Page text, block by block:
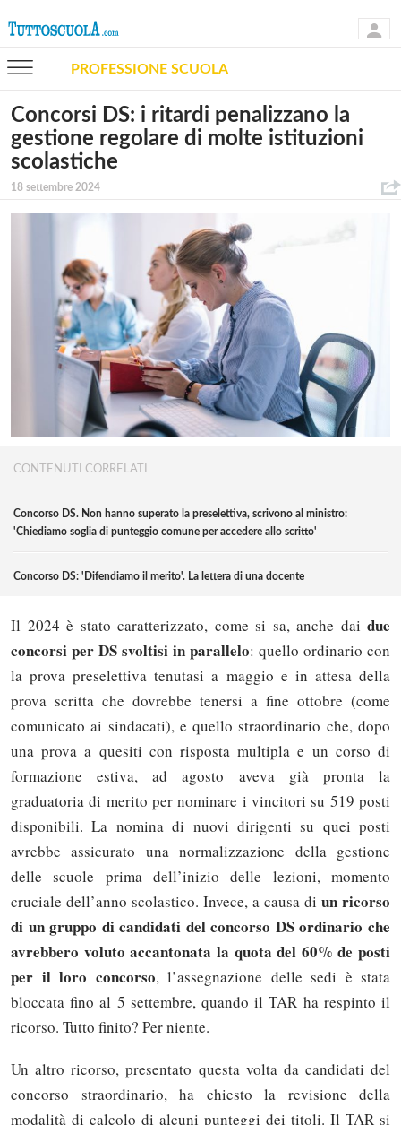
PROFESSIONE SCUOLA
Concorsi DS: i ritardi penalizzano la
gestione regolare di molte istituzioni
scolastiche
18 settembre 2024
CONTENUTI CORRELATI
Concorso DS. Non hanno superato la preselettiva, scrivono al ministro:
'Chiediamo soglia di punteggio comune per accedere allo scritto'
Concorso DS: 'Difendiamo il merito'. La lettera di una docente
Il 2024 è stato caratterizzato, come si sa, anche dai due
concorsi per DS svoltisi in parallelo: quello ordinario con
la prova preselettiva tenutasi a maggio e in attesa della
prova scritta che dovrebbe tenersi a fine ottobre (come
comunicato ai sindacati), e quello straordinario che, dopo
una prova a quesiti con risposta multipla e un corso di
formazione estiva, ad agosto aveva già pronta la
graduatoria di merito per nominare i vincitori su 519 posti
disponibili. La nomina di nuovi dirigenti su quei posti
avrebbe assicurato una normalizzazione della gestione
delle scuole prima dell’inizio delle lezioni, momento
cruciale dell’anno scolastico. Invece, a causa di un ricorso
di un gruppo di candidati del concorso DS ordinario che
avrebbero voluto accantonata la quota del 60% de posti
per il loro concorso, l’assegnazione delle sedi è stata
bloccata fino al 5 settembre, quando il TAR ha respinto il
ricorso. Tutto finito? Per niente.
Un altro ricorso, presentato questa volta da candidati del
concorso straordinario, ha chiesto la revisione della
modalità di calcolo di alcuni punteggi dei titoli. Il TAR si